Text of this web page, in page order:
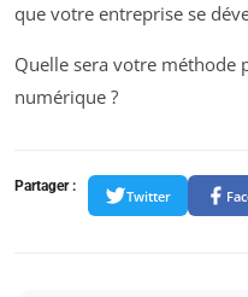
que votre entreprise se
Quelle sera votre méthode
numérique ?
Partager :
Twitter